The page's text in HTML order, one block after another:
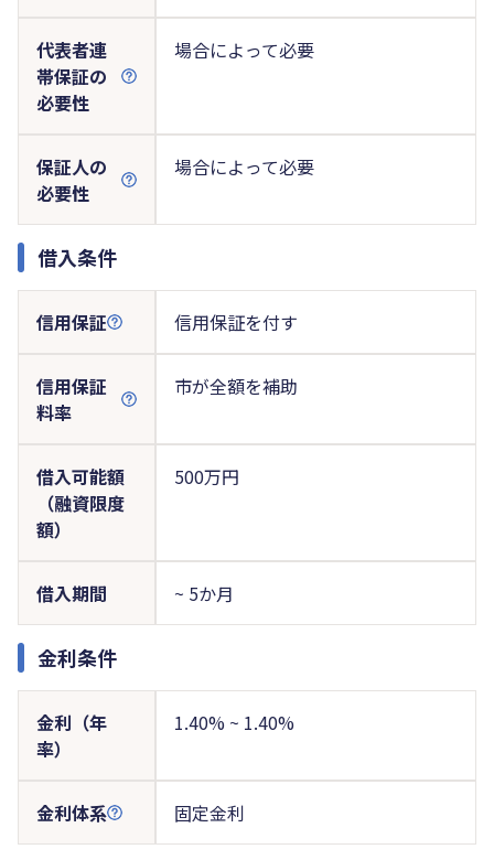
代表者連
帯保証の
必要性
場合によって必要
保証人の
必要性
場合によって必要
借入条件
信用保証 信用保証を付す
信用保証
料率
市が全額を補助
借入可能額
（融資限度
額）
500万円
借入期間 ~ 5か月
金利条件
金利（年
率）
1.40% ~ 1.40%
金利体系 固定金利